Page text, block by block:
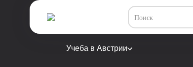
Учеба в Австрии